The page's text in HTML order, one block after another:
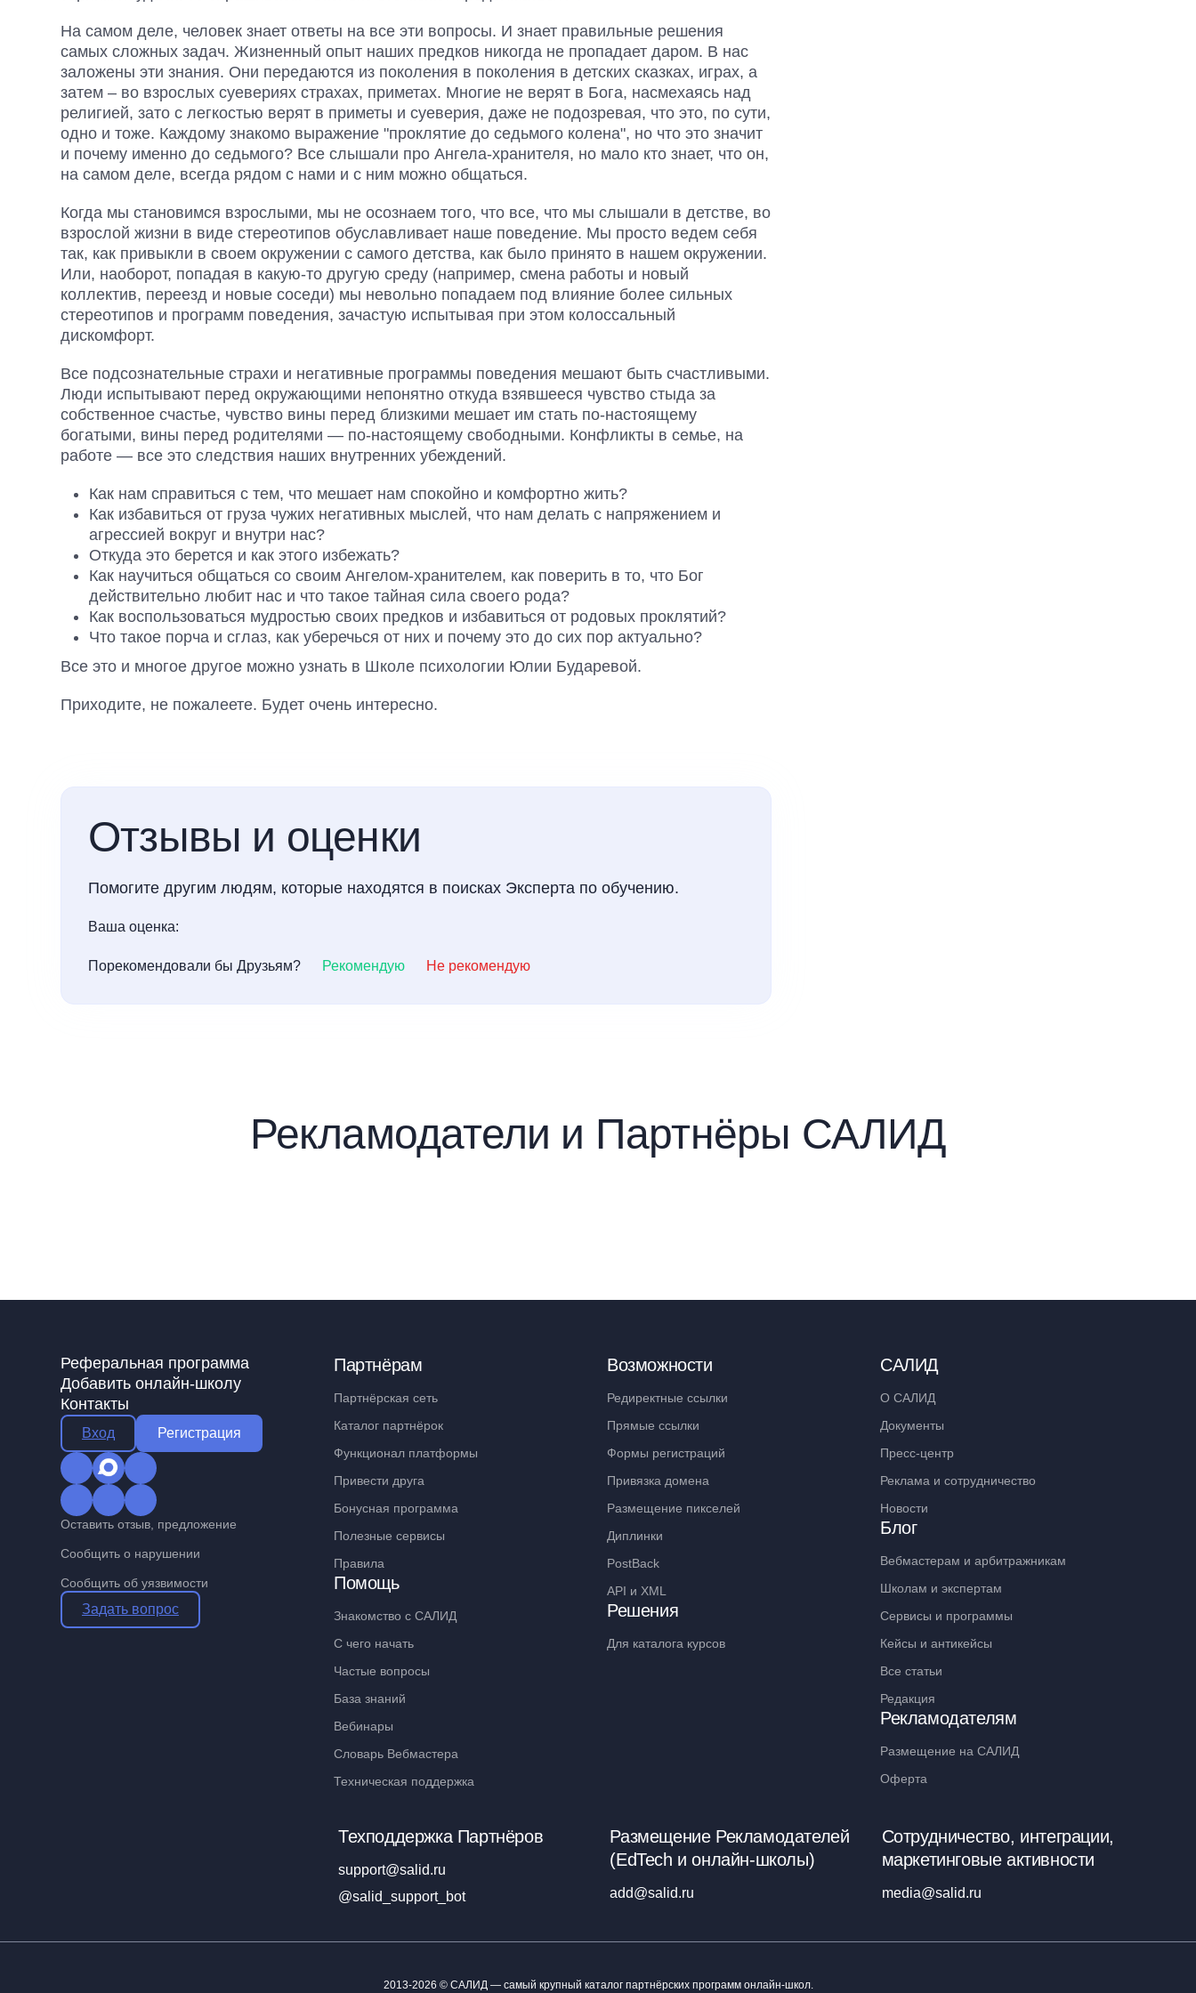
На самом деле, человек знает ответы на все эти вопросы. И знает правильные решения
самых сложных задач. Жизненный опыт наших предков никогда не пропадает даром. В нас
заложены эти знания. Они передаются из поколения в поколения в детских сказках, играх, а
затем – во взрослых суевериях страхах, приметах. Многие не верят в Бога, насмехаясь над
религией, зато с легкостью верят в приметы и суеверия, даже не подозревая, что это, по сути,
одно и тоже. Каждому знакомо выражение "проклятие до седьмого колена", но что это значит
и почему именно до седьмого? Все слышали про Ангела-хранителя, но мало кто знает, что он,
на самом деле, всегда рядом с нами и с ним можно общаться.
Когда мы становимся взрослыми, мы не осознаем того, что все, что мы слышали в детстве, во
взрослой жизни в виде стереотипов обуславливает наше поведение. Мы просто ведем себя
так, как привыкли в своем окружении с самого детства, как было принято в нашем окружении.
Или, наоборот, попадая в какую-то другую среду (например, смена работы и новый
коллектив, переезд и новые соседи) мы невольно попадаем под влияние более сильных
стереотипов и программ поведения, зачастую испытывая при этом колоссальный
дискомфорт.
Все подсознательные страхи и негативные программы поведения мешают быть счастливыми.
Люди испытывают перед окружающими непонятно откуда взявшееся чувство стыда за
собственное счастье, чувство вины перед близкими мешает им стать по-настоящему
богатыми, вины перед родителями — по-настоящему свободными. Конфликты в семье, на
работе — все это следствия наших внутренних убеждений.
Как нам справиться с тем, что мешает нам спокойно и комфортно жить?
Как избавиться от груза чужих негативных мыслей, что нам делать с напряжением и
агрессией вокруг и внутри нас?
Откуда это берется и как этого избежать?
Как научиться общаться со своим Ангелом-хранителем, как поверить в то, что Бог
действительно любит нас и что такое тайная сила своего рода?
Как воспользоваться мудростью своих предков и избавиться от родовых проклятий?
Что такое порча и сглаз, как уберечься от них и почему это до сих пор актуально?
Все это и многое другое можно узнать в Школе психологии Юлии Бударевой.
Приходите, не пожалеете. Будет очень интересно.
Отзывы и оценки
Помогите другим людям, которые находятся в поисках Эксперта по обучению.
Ваша оценка:
Порекомендовали бы Друзьям? Рекомендую Не рекомендую
Рекламодатели и Партнёры САЛИД
Реферальная программа
Добавить онлайн-школу
Контакты
Вход Регистрация
Оставить отзыв, предложение
Сообщить о нарушении
Сообщить об уязвимости
Задать вопрос
Партнёрам
Партнёрская сеть
Каталог партнёрок
Функционал платформы
Привести друга
Бонусная программа
Полезные сервисы
Правила
Помощь
Знакомство с САЛИД
С чего начать
Частые вопросы
База знаний
Вебинары
Словарь Вебмастера
Техническая поддержка
Возможности
Редиректные ссылки
Прямые ссылки
Формы регистраций
Привязка домена
Размещение пикселей
Диплинки
PostBack
API и XML
Решения
Для каталога курсов
САЛИД
О САЛИД
Документы
Пресс-центр
Реклама и сотрудничество
Новости
Блог
Вебмастерам и арбитражникам
Школам и экспертам
Сервисы и программы
Кейсы и антикейсы
Все статьи
Редакция
Рекламодателям
Размещение на САЛИД
Оферта
Техподдержка Партнёров
support@salid.ru
@salid_support_bot
Размещение Рекламодателей
(EdTech и онлайн-школы)
add@salid.ru
Сотрудничество, интеграции,
маркетинговые активности
media@salid.ru
2013-2026 © САЛИД — самый крупный каталог партнёрских программ онлайн-школ.